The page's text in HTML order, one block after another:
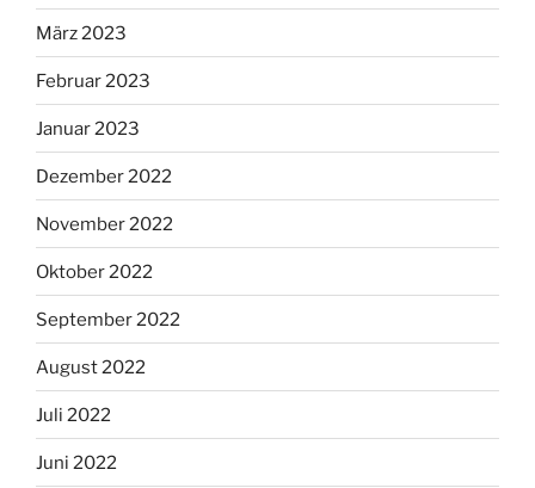
März 2023
Februar 2023
Januar 2023
Dezember 2022
November 2022
Oktober 2022
September 2022
August 2022
Juli 2022
Juni 2022